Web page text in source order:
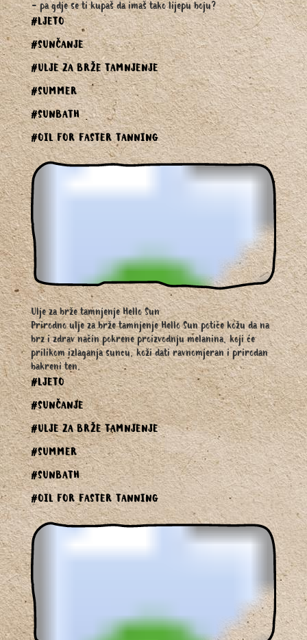
- pa gdje se ti kupaš da imaš tako lijepu boju?
#LJETO
#SUNČANJE
#ULJE ZA BRŽE TAMNJENJE
#SUMMER
#SUNBATH
#OIL FOR FASTER TANNING
Ulje za brže tamnjenje Hello Sun
Prirodno ulje za brže tamnjenje Hello Sun potiče kožu da na
brz i zdrav način pokrene proizvodnju melanina, koji će
prilikom izlaganja suncu, koži dati ravnomjeran i prirodan
bakreni ten.
#LJETO
#SUNČANJE
#ULJE ZA BRŽE TAMNJENJE
#SUMMER
#SUNBATH
#OIL FOR FASTER TANNING